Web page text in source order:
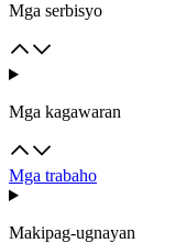
Mga serbisyo
Mga kagawaran
Mga trabaho
Makipag-ugnayan